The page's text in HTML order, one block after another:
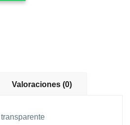
Valoraciones (0)